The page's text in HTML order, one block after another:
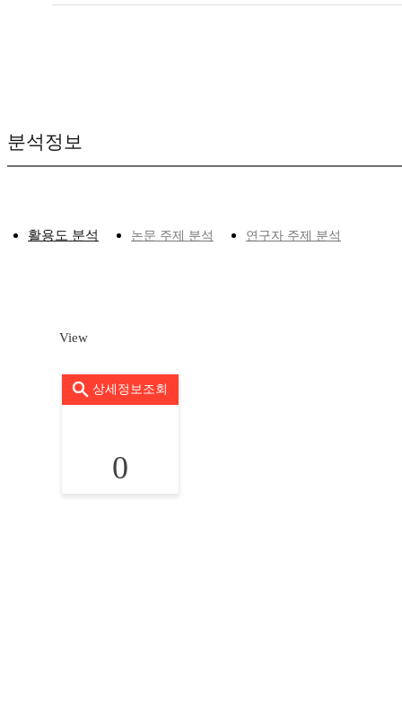
분석정보
활용도 분석 논문 주제 분석 연구자 주제 분석
View
상세정보조회
0